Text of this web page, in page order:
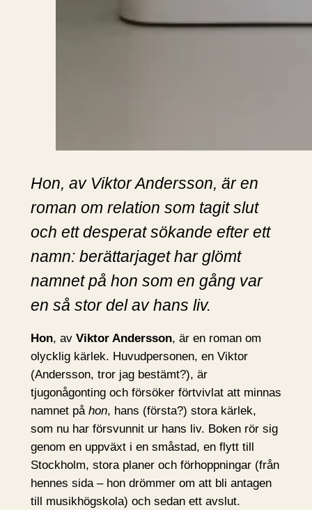
Hon, av Viktor Andersson, är en
roman om relation som tagit slut
och ett desperat sökande efter ett
namn: berättarjaget har glömt
namnet på hon som en gång var
en så stor del av hans liv.
Hon, av Viktor Andersson, är en roman om
olycklig kärlek. Huvudpersonen, en Viktor
(Andersson, tror jag bestämt?), är
tjugonågonting och försöker förtvivlat att minnas
namnet på hon, hans (första?) stora kärlek,
som nu har försvunnit ur hans liv. Boken rör sig
genom en uppväxt i en småstad, en flytt till
Stockholm, stora planer och förhoppningar (från
hennes sida – hon drömmer om att bli antagen
till musikhögskola) och sedan ett avslut.